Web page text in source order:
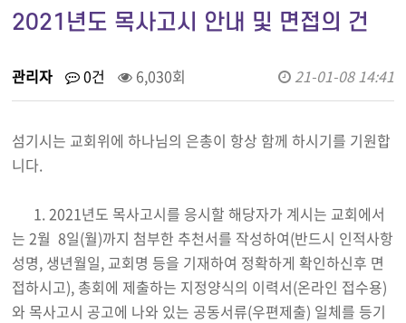
2021년도 목사고시 안내 및 면접의 건
관리자 0건 6,030회 21-01-08 14:41
섬기시는 교회위에 하나님의 은총이 항상 함께 하시기를 기원합
니다.
1. 2021년도 목사고시를 응시할 해당자가 계시는 교회에서
는 2월 8일(월)까지 첨부한 추천서를 작성하여(반드시 인적사항
성명, 생년월일, 교회명 등을 기재하여 정확하게 확인하신후 면
접하시고), 총회에 제출하는 지정양식의 이력서(온라인 접수용)
와 목사고시 공고에 나와 있는 공동서류(우편제출) 일체를 등기